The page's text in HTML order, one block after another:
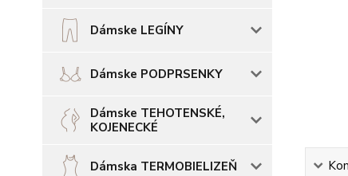
Dámske LEGÍNY
Dámske PODPRSENKY
Dámske TEHOTENSKÉ,
KOJENECKÉ
Dámska TERMOBIELIZEŇ